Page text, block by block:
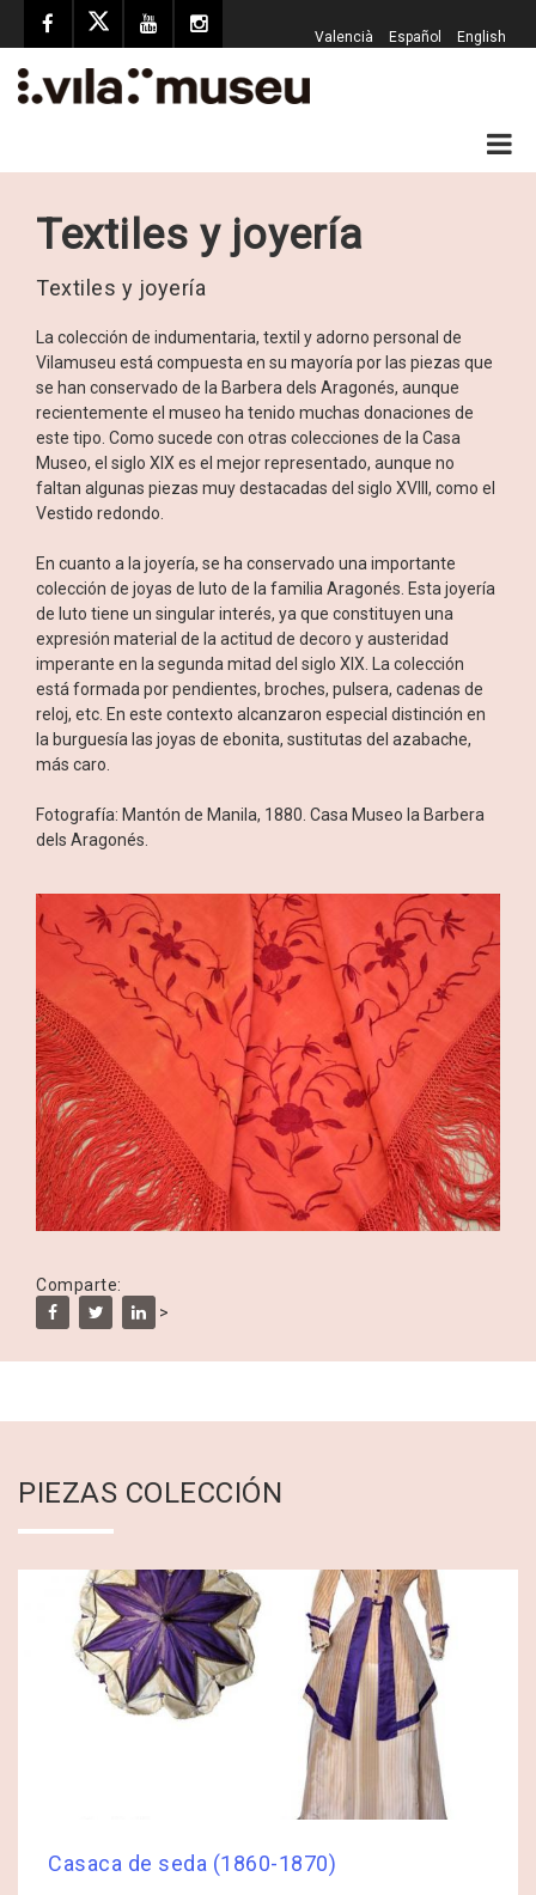
Valencià Español English
Textiles y joyería
Textiles y joyería
La colección de indumentaria, textil y adorno personal de
Vilamuseu está compuesta en su mayoría por las piezas que
se han conservado de la Barbera dels Aragonés, aunque
recientemente el museo ha tenido muchas donaciones de
este tipo. Como sucede con otras colecciones de la Casa
Museo, el siglo XIX es el mejor representado, aunque no
faltan algunas piezas muy destacadas del siglo XVIII, como el
Vestido redondo.
En cuanto a la joyería, se ha conservado una importante
colección de joyas de luto de la familia Aragonés. Esta joyería
de luto tiene un singular interés, ya que constituyen una
expresión material de la actitud de decoro y austeridad
imperante en la segunda mitad del siglo XIX. La colección
está formada por pendientes, broches, pulsera, cadenas de
reloj, etc. En este contexto alcanzaron especial distinción en
la burguesía las joyas de ebonita, sustitutas del azabache,
más caro.
Fotografía: Mantón de Manila, 1880. Casa Museo la Barbera
dels Aragonés.
Comparte:
>
PIEZAS COLECCIÓN
Casaca de seda (1860-1870)